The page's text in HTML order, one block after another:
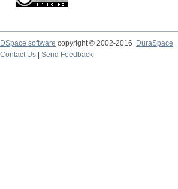
DSpace software copyright © 2002-2016
DuraSpace
Contact Us
Send Feedback